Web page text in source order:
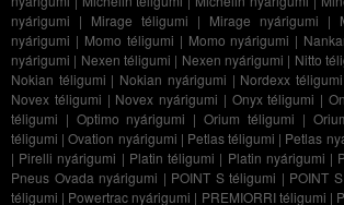
nyárigumi | Mirage téligumi | Mirage nyárigumi |
nyárigumi | Momo téligumi | Momo nyárigumi |
nyárigumi | Nexen téligumi | Nexen nyárigumi | Nitto
Nokian téligumi | Nokian nyárigumi | Nordexx téligumi
Novex téligumi | Novex nyárigumi | Onyx téligumi |
téligumi | Optimo nyárigumi |Orium téligumi |
téligumi |Ovation nyárigumi | Petlas téligumi | Petlas
| Pirelli nyárigumi | Platin téligumi | Platin nyárigumi |
Pneus Ovada nyárigumi | POINT S téligumi | POINT
téligumi | Powertrac nyárigumi | PREMIORRI téligumi |